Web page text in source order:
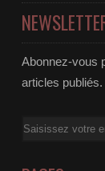
Abonnez-vous
articles publiés.
Email